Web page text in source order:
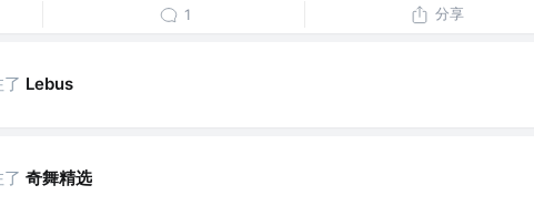
1 分享
Lebus
奇舞精选